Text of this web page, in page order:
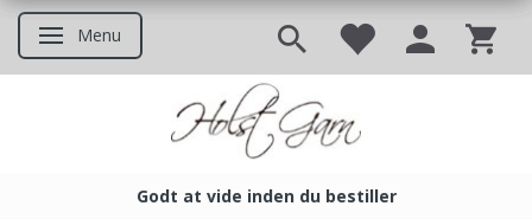
Skifte navigation
Menu
Godt at vide inden du bestiller